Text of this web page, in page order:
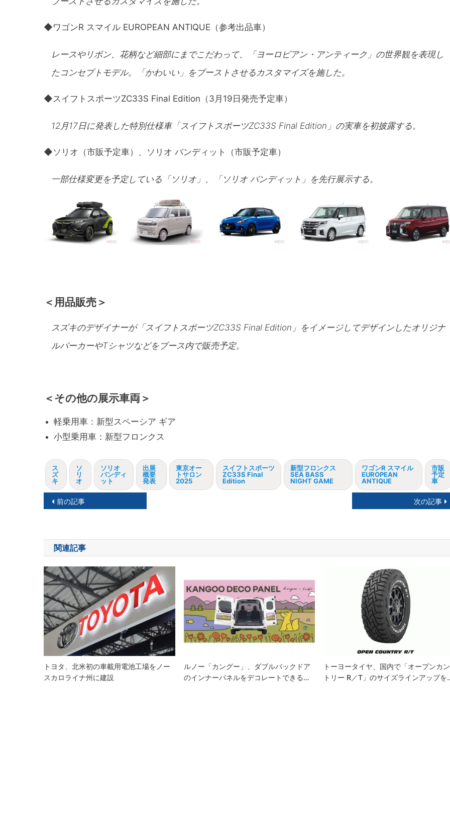
◆ワゴンR スマイル EUROPEAN ANTIQUE（参考出品車）
レースやリボン、花柄など細部にまでこだわって、「ヨーロピアン・アンティーク」の世界観を表現し
たコンセプトモデル。「かわいい」をブーストさせるカスタマイズを施した。
◆スイフトスポーツZC33S Final Edition（3月19日発売予定車）
12月17日に発表した特別仕様車「スイフトスポーツZC33S Final Edition」の実車を初披露する。
◆ソリオ（市販予定車）、ソリオ バンディット（市販予定車）
一部仕様変更を予定している「ソリオ」、「ソリオ バンディット」を先行展示する。
＜用品販売＞
スズキのデザイナーが「スイフトスポーツZC33S Final Edition」をイメージしてデザインしたオリジナ
ルパーカーやTシャツなどをブース内で販売予定。
＜その他の展示車両＞
軽乗用車：新型スペーシア ギア
小型乗用車：新型フロンクス
ス
ズ
キ
ソ
リ
オ
ソリオ
バンディ
ット
出展
概要
発表
東京オー
トサロン
2025
スイフトスポーツ
ZC33S Final
Edition
新型フロンクス
SEA BASS
NIGHT GAME
ワゴンR スマイル
EUROPEAN
ANTIQUE
市販
予定
車
投
ナ
ビ
ゲ
ー
シ
ョ
ン
前の記事 次の記事
関連記事
トヨタ、北米初の車載用電池工場をノー
スカロライナ州に建設
ルノー「カングー」、ダブルバックドア
のインナーパネルをデコレートできる…
トーヨータイヤ、国内で「オープンカン
トリー R／T」のサイズラインアップ